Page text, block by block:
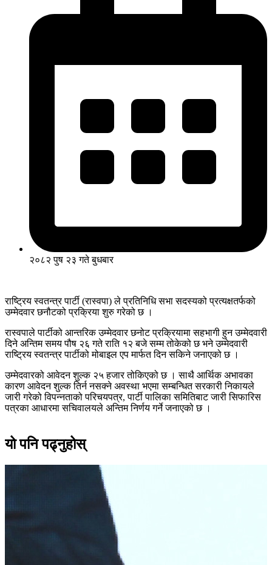
२०८२ पुष २३ गते बुधबार
राष्ट्रिय स्वतन्त्र पार्टी (रास्वपा) ले प्रतिनिधि सभा सदस्यको प्रत्यक्षतर्फको
उम्मेदवार छनौटको प्रक्रिया शुरु गरेको छ ।
रास्वपाले पार्टीको आन्तरिक उम्मेदवार छनोट प्रक्रियामा सहभागी हुन उम्मेदवारी
दिने अन्तिम समय पौष २६ गते राति १२ बजे सम्म तोकेको छ भने उम्मेदवारी
राष्ट्रिय स्वतन्त्र पार्टीको मोबाइल एप मार्फत दिन सकिने जनाएको छ ।
उम्मेदवारको आवेदन शुल्क २५ हजार तोकिएको छ । साथै आर्थिक अभावका
कारण आवेदन शुल्क तिर्न नसक्ने अवस्था भएमा सम्बन्धित सरकारी निकायले
जारी गरेको विपन्नताको परिचयपत्र, पार्टी पालिका समितिबाट जारी सिफारिस
पत्रका आधारमा सचिवालयले अन्तिम निर्णय गर्ने जनाएको छ ।
यो पनि पढ्नुहोस्